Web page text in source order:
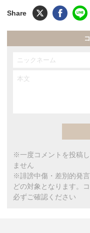
※一度コメントを投稿
ません
※誹謗中傷・差別的発
どの対象となります。
必ずご確認ください